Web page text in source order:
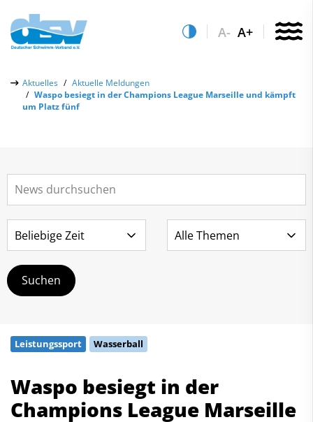
A- A+
Aktuelles
Aktuelle Meldungen
Waspo besiegt in der Champions League Marseille und kämpft
um Platz fünf
Leistungssport Wasserball
Waspo besiegt in der
Champions League Marseille
Über uns
Aktuelles
Leistungs- & Wettkampfsport
Schwimmen lernen
Sportentwicklung
Service
Vereinsfinder
Lizenzwesen
Zentrale Hinweisstelle
Anti-Doping
Recht auf sicheren Schwimmsport
Abteilungen
Freiwasserschwimmen
Wasserball
Synchronschwimmen